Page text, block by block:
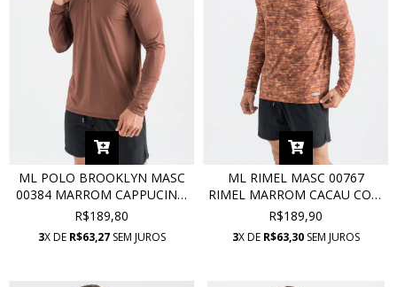
ML POLO BROOKLYN MASC
00384 MARROM CAPPUCINO
COM PROTEÇÃO UV
R$189,80
3X DE R$63,27SEM JUROS
ML RIMEL MASC 00767
RIMEL MARROM CACAU COM
PROTEÇÃO UV
R$189,90
3X DE R$63,30SEM JUROS